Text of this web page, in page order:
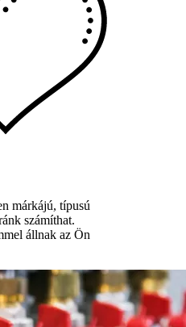
márkájú, típusú
számíthat.
állnak az Ön